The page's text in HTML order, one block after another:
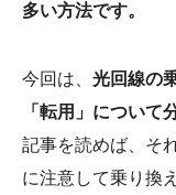
多い方法です。
今回は、 光回線の
「転用」について
記事を読めば、そ
に注意して乗り換